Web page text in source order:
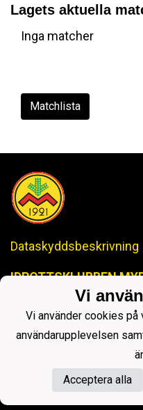
Lagets aktuella
Inga matcher
Matchlista
Dataskyddsbeskrivning
IDROTTSKLUBBEN
-Anrik Historia,
Powered by
Vi
Vi använder cookies
användarupplevelsen
Acceptera alla